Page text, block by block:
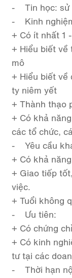
- Tin học: sử
- Kinh
+ Có ít nhất 1
+ Hiểu biết về
mô
+ Hiểu biết về
ty niêm yết
+ Thành thạo
+ Có khả
các tổ chức,
- Yêu cầu
+ Có khả
+ Giao tiếp
việc.
+ Tuổi không
- Ưu tiên:
+ Có chứng
+ Có kinh
tư tại các
- Thời hạn